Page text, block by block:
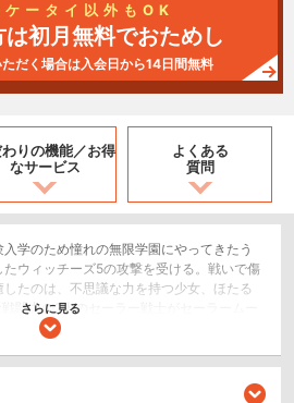
ケータイ以外もOK
初月無料でおためし
だく場合は入会日から14日間無料
りの機能／お得
なサービス
よくある
質問
学のため憧れの無限学園にやってきたう
ウィッチーズ5の攻撃を受ける。戦いで傷
たのは、不思議な力を持つ少女、ほたる
闘力の2人のセーラー戦士がセーラームー
使命とは…｢タリスマン｣｢破滅の神｣とは何な
さらに見る